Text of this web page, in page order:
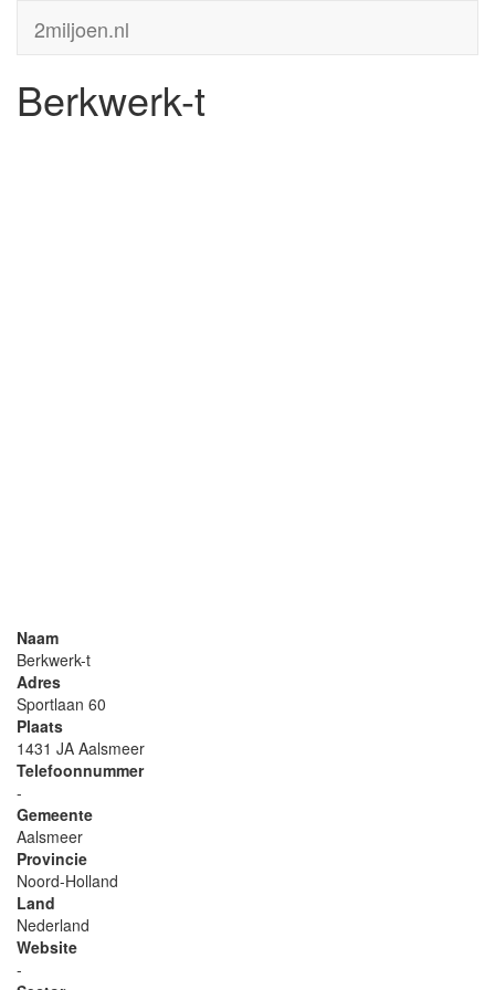
2miljoen.nl
Berkwerk-t
Naam
Berkwerk-t
Adres
Sportlaan 60
Plaats
1431 JA Aalsmeer
Telefoonnummer
-
Gemeente
Aalsmeer
Provincie
Noord-Holland
Land
Nederland
Website
-